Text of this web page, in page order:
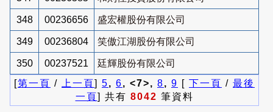
348 00236656 盛宏權股份有限公司
349 00236804 笑傲江湖股份有限公司
350 00237521
廷輝股份有限公司
[第一頁 / 上一頁] 5, 6, <7>, 8, 9 [ 下一頁 / 最後
一頁] 共有 8042 筆資料